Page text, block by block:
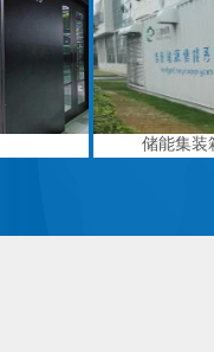
储能集装